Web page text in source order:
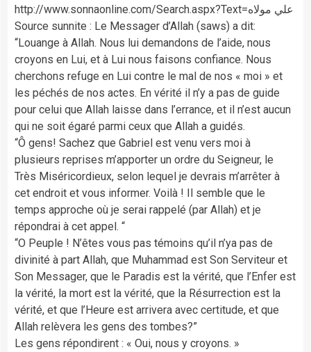
http://www.sonnaonline.com/Search.aspx?Text=علي مولاه
Source sunnite : Le Messager d’Allah (saws) a dit:
“Louange à Allah. Nous lui demandons de l’aide, nous
croyons en Lui, et à Lui nous faisons confiance. Nous
cherchons refuge en Lui contre le mal de nos « moi » et
les péchés de nos actes. En vérité il n’y a pas de guide
pour celui que Allah laisse dans l’errance, et il n’est aucun
qui ne soit égaré parmi ceux que Allah a guidés.
“Ô gens! Sachez que Gabriel est venu vers moi à
plusieurs reprises m’apporter un ordre du Seigneur, le
Très Miséricordieux, selon lequel je devrais m’arrêter à
cet endroit et vous informer. Voilà ! Il semble que le
temps approche où je serai rappelé (par Allah) et je
répondrai à cet appel. “
“O Peuple ! N’êtes vous pas témoins qu’il n’ya pas de
divinité à part Allah, que Muhammad est Son Serviteur et
Son Messager, que le Paradis est la vérité, que l’Enfer est
la vérité, la mort est la vérité, que la Résurrection est la
vérité, et que l’Heure est arrivera avec certitude, et que
Allah relèvera les gens des tombes?”
Les gens répondirent : « Oui, nous y croyons. »